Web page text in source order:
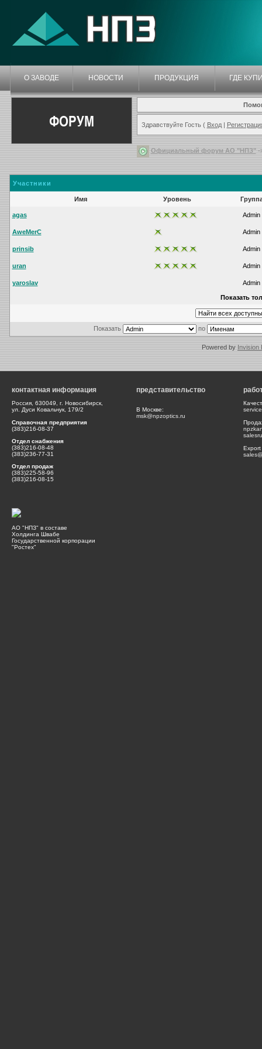
О ЗАВОДЕ НОВОСТИ ПРОДУКЦИЯ ГДЕ
ФОРУМ Здравствуйте Гость ( Вход|
Официальный форум АО "НПЗ"-
Участники
Имя Уровень
agas Admin
AweMerC Admin
prinsib Admin
uran Admin
yaroslav Admin
Показать
Показать по
Powered by Invision
контактная информация
Россия, 630049, г. Новосибирск,
ул. Дуси Ковальчук, 179/2
Справочная предприятия
(383)216-08-37
Отдел снабжения
(383)216-08-48
(383)236-77-31
Отдел продаж
(383)225-58-96
(383)216-08-15
представительство
В Москве:
msk@npzoptics.ru
АО "НПЗ" в составе
Холдинга Швабе
Государственной корпорации
"Ростех"